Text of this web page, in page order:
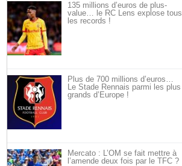
135 millions d’euros de plus-
value… le RC Lens explose tous
les records !
Plus de 700 millions d’euros…
Le Stade Rennais parmi les plus
grands d’Europe !
Mercato : L’OM se fait mettre à
l’amende deux fois par le TFC ?